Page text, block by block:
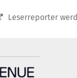
Leserreporter